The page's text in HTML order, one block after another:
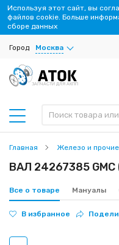
Город Москва
ЗАПЧАСТИ ДЛЯ АКПП
Главная Железо и
ВАЛ 24267385
Все о товаре Мануалы
В избранное
Используя этот сайт, вы
файлов cookie. Больше
сборе данных